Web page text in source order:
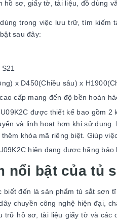
hồ sơ, giấy tờ, tài liệu, đồ dùng
trong việc lưu trữ, tìm kiếm
sau đây:
x D450(Chiều sâu) x
cấp mang đến độ bền hoàn
được thiết kế bao gồm
và linh hoạt hơn khi sử
khóa mã riêng biệt. Giúp
hiện đang được hãng
nổi bật của tủ
biết đến là sản phẩm tủ sắt sơn
chuyền công nghệ hiện đại,
trữ hồ sơ, tài liệu giấy tờ và các